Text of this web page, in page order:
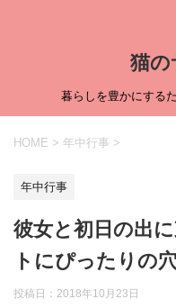
猫の
暮らしを豊かにする
HOME > 年中行事 >
年中行事
彼女と初日の出
トにぴったりの
投稿日： 2018年10月23日